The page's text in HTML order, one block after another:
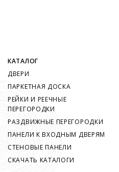
КАТАЛОГ
ДВЕРИ
ПАРКЕТНАЯ ДОСКА
РЕЙКИ И РЕЕЧНЫЕ
ПЕРЕГОРОДКИ
РАЗДВИЖНЫЕ ПЕРЕГОРОДКИ
ПАНЕЛИ К ВХОДНЫМ ДВЕРЯМ
СТЕНОВЫЕ ПАНЕЛИ
СКАЧАТЬ КАТАЛОГИ